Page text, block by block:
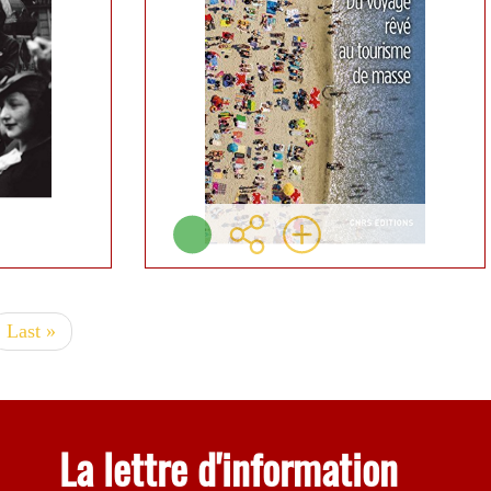
)
Plus d'infos
Dernière
page
Last »
La lettre d'information